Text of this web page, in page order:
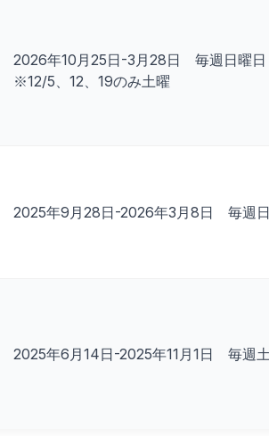
2026年10月25日-3月28日 毎週日曜日
※12/5、12、19のみ土曜
2025年9月28日-2026年3月8日 毎週
2025年6月14日-2025年11月1日 毎週